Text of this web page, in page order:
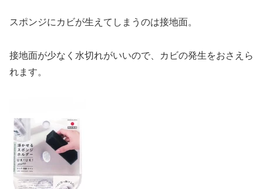
スポンジにカビが生えてしまうのは接地面。
接地面が少なく水切れがいいので、カビの発生をおさえら
れます。